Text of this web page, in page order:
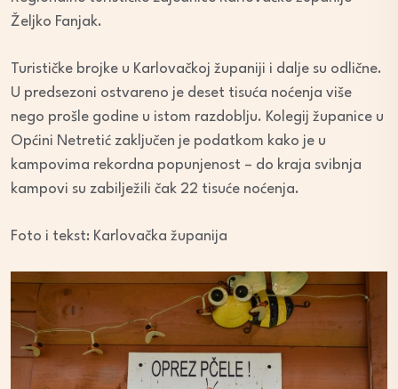
Željko Fanjak.
Turističke brojke u Karlovačkoj županiji i dalje su odlične.
U predsezoni ostvareno je deset tisuća noćenja više
nego prošle godine u istom razdoblju. Kolegij županice u
Općini Netretić zaključen je podatkom kako je u
kampovima rekordna popunjenost – do kraja svibnja
kampovi su zabilježili čak 22 tisuće noćenja.
Foto i tekst: Karlovačka županija